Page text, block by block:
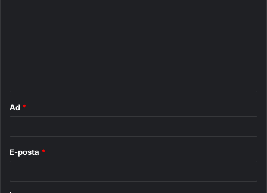
Ad *
E-posta *